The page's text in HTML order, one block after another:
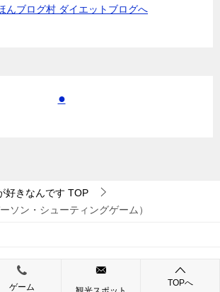
●
好きなんです TOP
ソン・シューティングゲーム）
好きなんです
ゲーム TOPへ